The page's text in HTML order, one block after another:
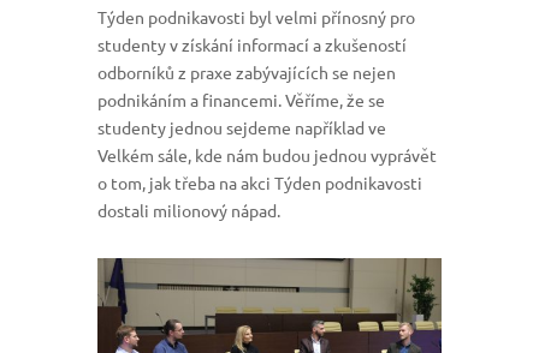
Týden podnikavosti byl velmi přínosný pro
studenty v získání informací a zkušeností
odborníků z praxe zabývajících se nejen
podnikáním a financemi. Věříme, že se
studenty jednou sejdeme například ve
Velkém sále, kde nám budou jednou vyprávět
o tom, jak třeba na akci Týden podnikavosti
dostali milionový nápad.